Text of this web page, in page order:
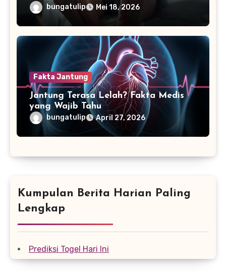
bungatulip Mei 18, 2026
Fakta Jantung
Jantung Terasa Lelah? Fakta Medis
yang Wajib Tahu
bungatulip April 27, 2026
Kumpulan Berita Harian Paling
Lengkap
Prediksi Togel Hari Ini